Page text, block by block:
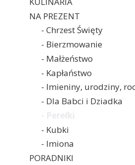
NA PREZENT
- Chrzest Święty
- Bierzmowanie
- Małżeństwo
- Kapłaństwo
- Imieniny, urodziny,
- Dla Babci i Dziadka
- Kubki
- Imiona
PORADNIKI